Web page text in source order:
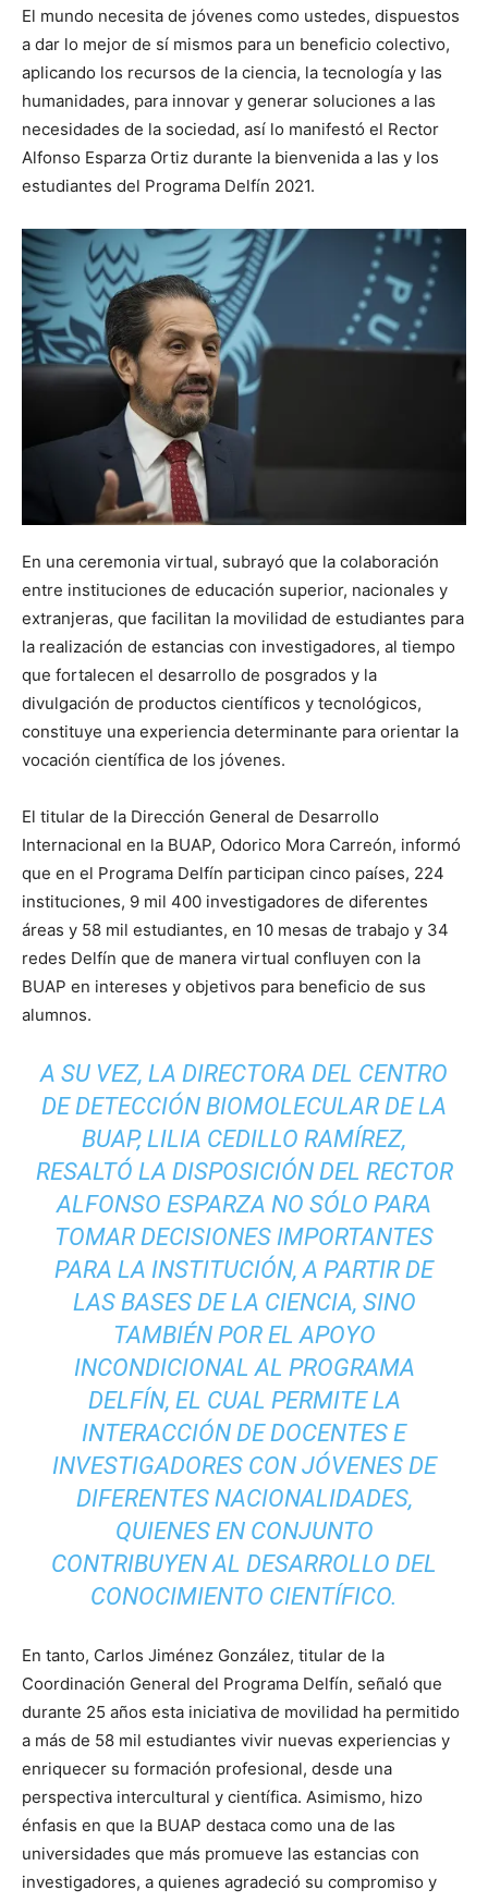
El mundo necesita de jóvenes como ustedes, dispuestos
a dar lo mejor de sí mismos para un beneficio colectivo,
aplicando los recursos de la ciencia, la tecnología y las
humanidades, para innovar y generar soluciones a las
necesidades de la sociedad, así lo manifestó el Rector
Alfonso Esparza Ortiz durante la bienvenida a las y los
estudiantes del Programa Delfín 2021.
En una ceremonia virtual, subrayó que la colaboración
entre instituciones de educación superior, nacionales y
extranjeras, que facilitan la movilidad de estudiantes para
la realización de estancias con investigadores, al tiempo
que fortalecen el desarrollo de posgrados y la
divulgación de productos científicos y tecnológicos,
constituye una experiencia determinante para orientar la
vocación científica de los jóvenes.
El titular de la Dirección General de Desarrollo
Internacional en la BUAP, Odorico Mora Carreón, informó
que en el Programa Delfín participan cinco países, 224
instituciones, 9 mil 400 investigadores de diferentes
áreas y 58 mil estudiantes, en 10 mesas de trabajo y 34
redes Delfín que de manera virtual confluyen con la
BUAP en intereses y objetivos para beneficio de sus
alumnos.
A SU VEZ, LA DIRECTORA DEL CENTRO
DE DETECCIÓN BIOMOLECULAR DE LA
BUAP, LILIA CEDILLO RAMÍREZ,
RESALTÓ LA DISPOSICIÓN DEL RECTOR
ALFONSO ESPARZA NO SÓLO PARA
TOMAR DECISIONES IMPORTANTES
PARA LA INSTITUCIÓN, A PARTIR DE
LAS BASES DE LA CIENCIA, SINO
TAMBIÉN POR EL APOYO
INCONDICIONAL AL PROGRAMA
DELFÍN, EL CUAL PERMITE LA
INTERACCIÓN DE DOCENTES E
INVESTIGADORES CON JÓVENES DE
DIFERENTES NACIONALIDADES,
QUIENES EN CONJUNTO
CONTRIBUYEN AL DESARROLLO DEL
CONOCIMIENTO CIENTÍFICO.
En tanto, Carlos Jiménez González, titular de la
Coordinación General del Programa Delfín, señaló que
durante 25 años esta iniciativa de movilidad ha permitido
a más de 58 mil estudiantes vivir nuevas experiencias y
enriquecer su formación profesional, desde una
perspectiva intercultural y científica. Asimismo, hizo
énfasis en que la BUAP destaca como una de las
universidades que más promueve las estancias con
investigadores, a quienes agradeció su compromiso y